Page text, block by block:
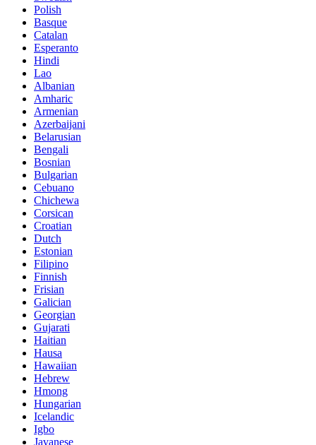
Polish
Basque
Catalan
Esperanto
Hindi
Lao
Albanian
Amharic
Armenian
Azerbaijani
Belarusian
Bengali
Bosnian
Bulgarian
Cebuano
Chichewa
Corsican
Croatian
Dutch
Estonian
Filipino
Finnish
Frisian
Galician
Georgian
Gujarati
Haitian
Hausa
Hawaiian
Hebrew
Hmong
Hungarian
Icelandic
Igbo
Javanese